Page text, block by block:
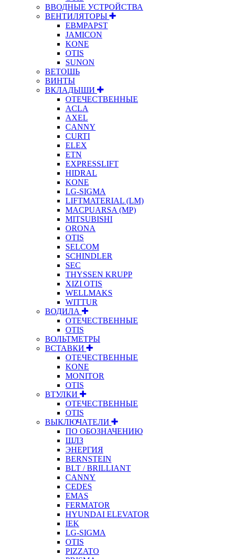
ВВОДНЫЕ УСТРОЙСТВА
ВЕНТИЛЯТОРЫ
EBMPAPST
JAMICON
KONE
OTIS
SUNON
ВЕТОШЬ
ВИНТЫ
ВКЛАДЫШИ
ОТЕЧЕСТВЕННЫЕ
ACLA
AXEL
CANNY
CURTI
ELEX
ETN
EXPRESSLIFT
HIDRAL
KONE
LG-SIGMA
LIFTMATERIAL (LM)
MACPUARSA (MP)
MITSUBISHI
ORONA
OTIS
SELCOM
SCHINDLER
SEC
THYSSEN KRUPP
XIZI OTIS
WELLMAKS
WITTUR
ВОДИЛА
ОТЕЧЕСТВЕННЫЕ
OTIS
ВОЛЬТМЕТРЫ
ВСТАВКИ
ОТЕЧЕСТВЕННЫЕ
KONE
MONITOR
OTIS
ВТУЛКИ
ОТЕЧЕСТВЕННЫЕ
OTIS
ВЫКЛЮЧАТЕЛИ
ПО ОБОЗНАЧЕНИЮ
ЩЛЗ
ЭНЕРГИЯ
BERNSTEIN
BLT / BRILLIANT
CANNY
CEDES
EMAS
FERMATOR
HYUNDAI ELEVATOR
IEK
LG-SIGMA
OTIS
PIZZATO